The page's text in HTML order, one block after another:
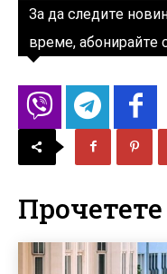
За да следите
време, абонирайте